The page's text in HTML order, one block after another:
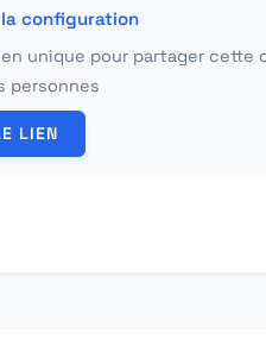
configuration
unique pour partager
personnes
LIEN